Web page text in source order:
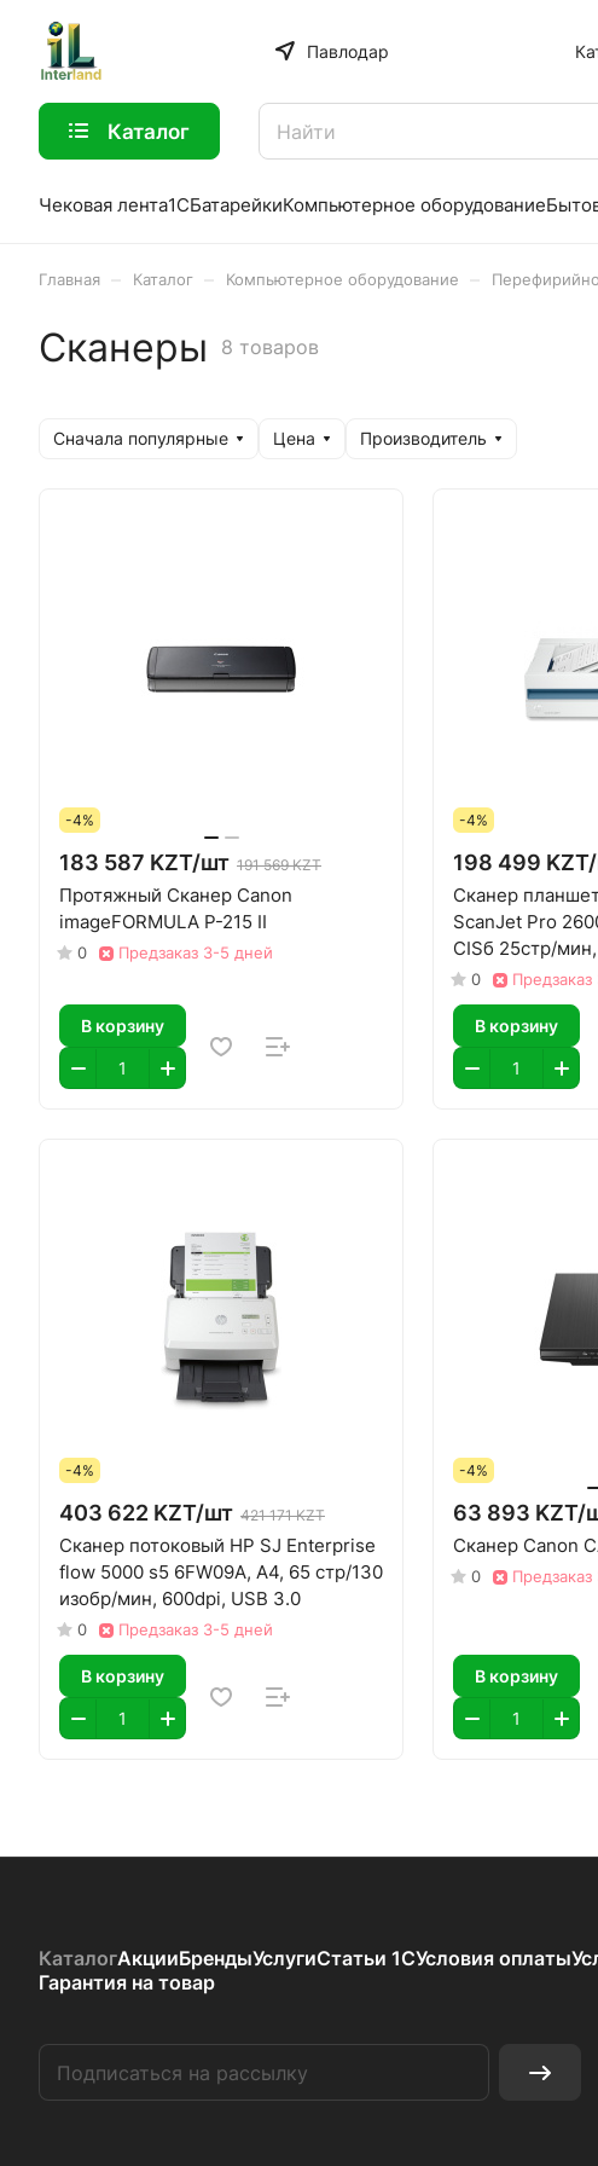
Павлодар
Каталог
Чековая лента1СБатарейкиКомпьютерное оборудование
Главная Каталог Компьютерное оборудование
Сканеры 8 товаров
Сначала популярные Цена Производитель
-4%
183 587 KZT/шт 191 569 KZT
Протяжный Сканер Canon
imageFORMULA P-215 II
0 Предзаказ 3-5 дней
В корзину
-4%
198 499 KZT/
Сканер
ScanJet Pro
CISб 25стр/
двустор.скан
0
В корзину
-4%
403 622 KZT/шт 421 171 KZT
Сканер потоковый HP SJ Enterprise
flow 5000 s5 6FW09A, A4, 65 стр/130
изобр/мин, 600dpi, USB 3.0
0 Предзаказ 3-5 дней
В корзину
-4%
63 893 KZT/
Сканер Canon
0
В корзину
КаталогАкцииБрендыУслугиСтатьи 1СУсловия оплаты
Гарантия на товар